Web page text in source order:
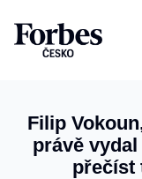
Filip
právě
přečíst